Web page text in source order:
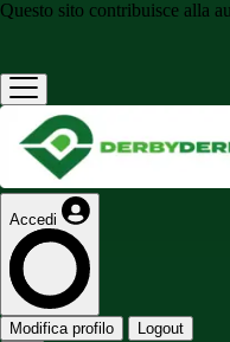
Questo sito contribuisce alla
Accedi
Modifica profilo Logout